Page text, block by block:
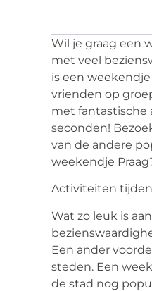
Wil je graag een
met veel
is een
vrienden op
met fantastische
seconden!
van de andere
weekendje
Activiteiten
Wat zo leuk is
Een ander
steden. Een
de stad nog